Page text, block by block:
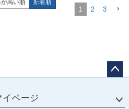
高い順 新着順
1 2 3
ップ
イページ